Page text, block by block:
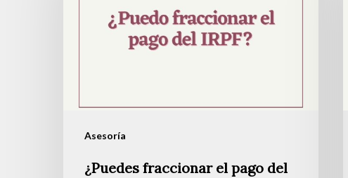
Asesoría
¿Puedes fraccionar el pago del